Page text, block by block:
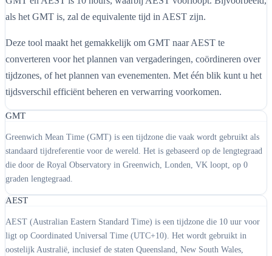
als het GMT is, zal de equivalente tijd in AEST zijn.
Deze tool maakt het gemakkelijk om GMT naar AEST te
converteren voor het plannen van vergaderingen, coördineren over
tijdzones, of het plannen van evenementen. Met één blik kunt u het
tijdsverschil efficiënt beheren en verwarring voorkomen.
GMT
Greenwich Mean Time (GMT) is een tijdzone die vaak wordt gebruikt als
standaard tijdreferentie voor de wereld. Het is gebaseerd op de lengtegraad
die door de Royal Observatory in Greenwich, Londen, VK loopt, op 0
graden lengtegraad.
AEST
AEST (Australian Eastern Standard Time) is een tijdzone die 10 uur voor
ligt op Coordinated Universal Time (UTC+10). Het wordt gebruikt in
oostelijk Australië, inclusief de staten Queensland, New South Wales,